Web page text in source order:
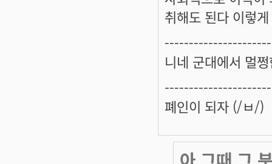
취해도 된다 이렇
니네 군대에서 멀
폐인이 되자 (/ㅂ/)